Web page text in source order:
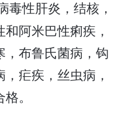
毒性肝炎，结核，
阿米巴性痢疾，
布鲁氏菌病，钩
疟疾，丝虫病，
。